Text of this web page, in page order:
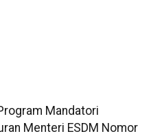
Mandatori
Menteri ESDM Nomor